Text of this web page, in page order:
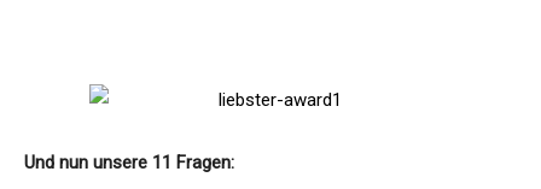
Und nun unsere 11 Fragen: